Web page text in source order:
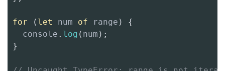
for ( let num of range )
{
  console
. log ( num ) ;
}